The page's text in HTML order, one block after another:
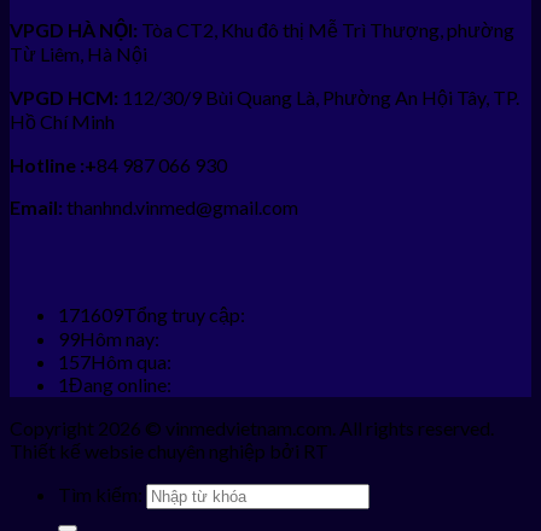
VPGD HÀ NỘI: Tòa CT2, Khu đô thị Mễ Trì Thượng, phường
Từ Liêm, Hà Nội
VPGD HCM: 112/30/9 Bùi Quang Là, Phường An Hội Tây, TP.
Hồ Chí Minh
Hotline :+84 987 066 930
Email: thanhnd.vinmed@gmail.com
171609Tổng truy cập:
99Hôm nay:
157Hôm qua:
1Đang online:
Copyright 2026 © vinmedvietnam.com. All rights reserved.
Thiết kế websie chuyên nghiệp bởi RT
Tìm kiếm: